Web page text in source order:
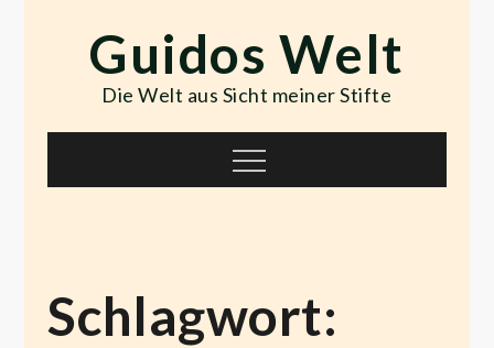
contentGuidos Welt
Die Welt aus Sicht meiner Stifte
Menu
Schlagwort: